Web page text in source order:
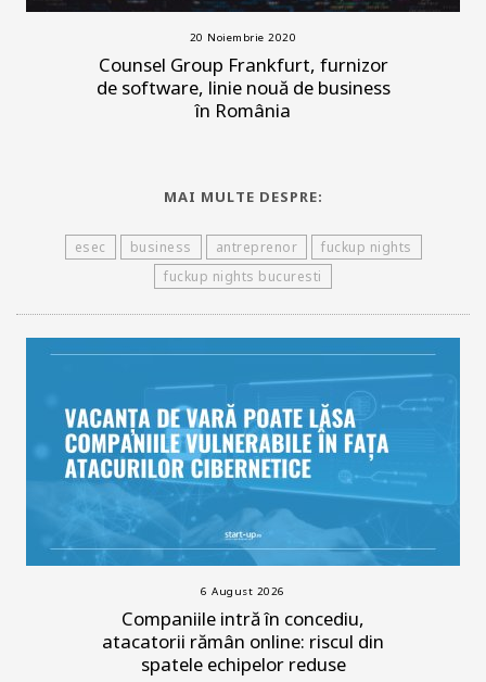
20 Noiembrie 2020
Counsel Group Frankfurt, furnizor
de software, linie nouă de business
în România
MAI MULTE DESPRE:
esec business antreprenor
fuckup nights
fuckup nights bucuresti
6 August 2026
Companiile intră în concediu,
atacatorii rămân online: riscul din
spatele echipelor reduse